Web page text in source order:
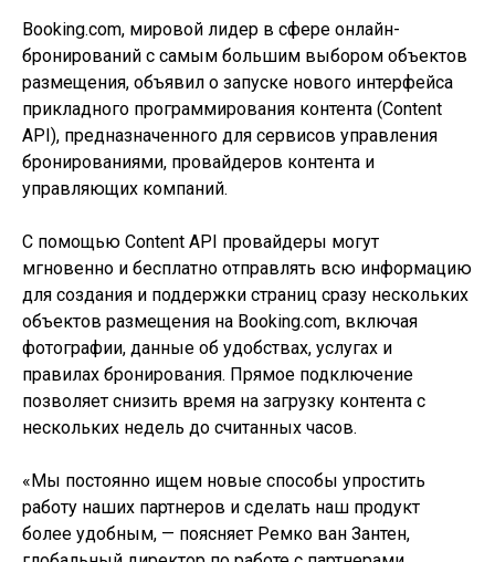
Booking.com, мировой лидер в сфере онлайн-
бронирований с самым большим выбором объектов
размещения, объявил о запуске нового интерфейса
прикладного программирования контента (Content
API), предназначенного для сервисов управления
бронированиями, провайдеров контента и
управляющих компаний.
С помощью Content API провайдеры могут
мгновенно и бесплатно отправлять всю информацию
для создания и поддержки страниц сразу нескольких
объектов размещения на Booking.com, включая
фотографии, данные об удобствах, услугах и
правилах бронирования. Прямое подключение
позволяет снизить время на загрузку контента с
нескольких недель до считанных часов.
«Мы постоянно ищем новые способы упростить
работу наших партнеров и сделать наш продукт
более удобным, — поясняет Ремко ван Зантен,